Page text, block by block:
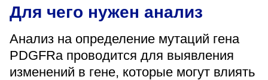
Понедельник — пятница 7:30–20:00
Суббота 08:00–16:00
Регистратура
+7 (4742) 55-55-43
Для чего нужен анализ
Анализ на определение мутаций гена
PDGFRa проводится для выявления
изменений в гене, которые могут влиять